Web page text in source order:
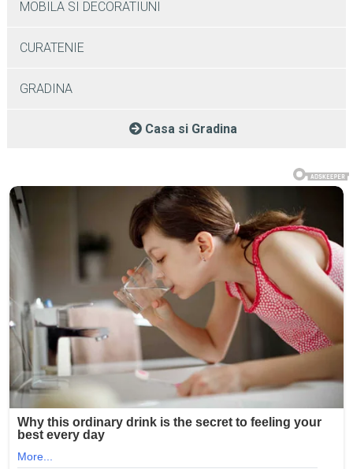
MOBILA SI DECORATIUNI
CURATENIE
GRADINA
Casa si Gradina